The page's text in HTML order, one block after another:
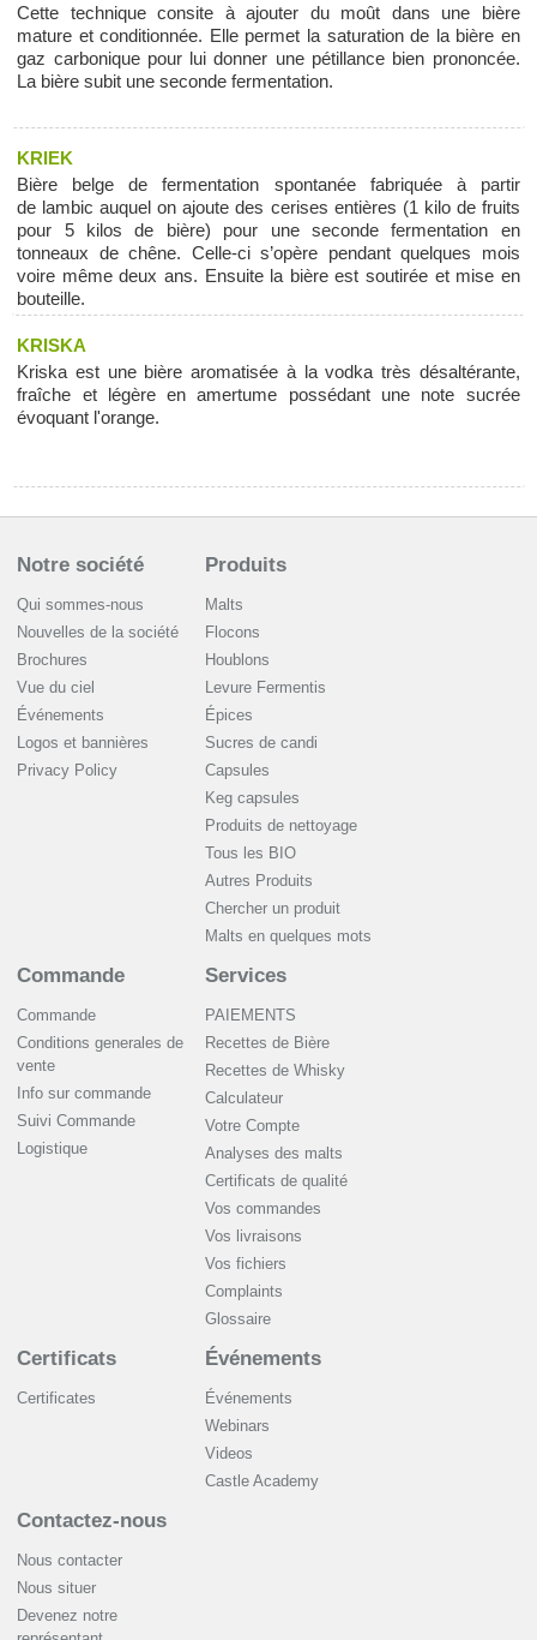
Cette technique consite à ajouter du moût dans une bière
mature et conditionnée. Elle permet la saturation de la bière en
gaz carbonique pour lui donner une pétillance bien prononcée.
La bière subit une seconde fermentation.
KRIEK
Bière belge de fermentation spontanée fabriquée à partir
de lambic auquel on ajoute des cerises entières (1 kilo de fruits
pour 5 kilos de bière) pour une seconde fermentation en
tonneaux de chêne. Celle-ci s’opère pendant quelques mois
voire même deux ans. Ensuite la bière est soutirée et mise en
bouteille.
KRISKA
Kriska est une bière aromatisée à la vodka très désaltérante,
fraîche et légère en amertume possédant une note sucrée
évoquant l'orange.
Notre société
Qui sommes-nous
Nouvelles de la société
Brochures
Vue du ciel
Événements
Logos et bannières
Privacy Policy
Produits
Malts
Flocons
Houblons
Levure Fermentis
Épices
Sucres de candi
Capsules
Keg capsules
Produits de nettoyage
Tous les BIO
Autres Produits
Chercher un produit
Malts en quelques mots
Commande
Commande
Conditions generales de
vente
Info sur commande
Suivi Commande
Logistique
Services
PAIEMENTS
Recettes de Bière
Recettes de Whisky
Сalculateur
Votre Compte
Analyses des malts
Certificats de qualité
Vos commandes
Vos livraisons
Vos fichiers
Complaints
Glossaire
Certificats
Certificates
Événements
Événements
Webinars
Videos
Castle Academy
Contactez-nous
Nous contacter
Nous situer
Devenez notre